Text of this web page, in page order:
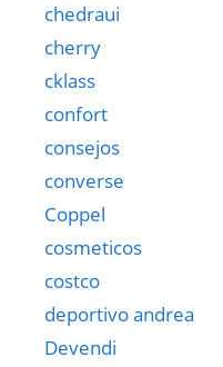
chedraui
cherry
cklass
confort
consejos
converse
Coppel
cosmeticos
costco
deportivo andrea
Devendi